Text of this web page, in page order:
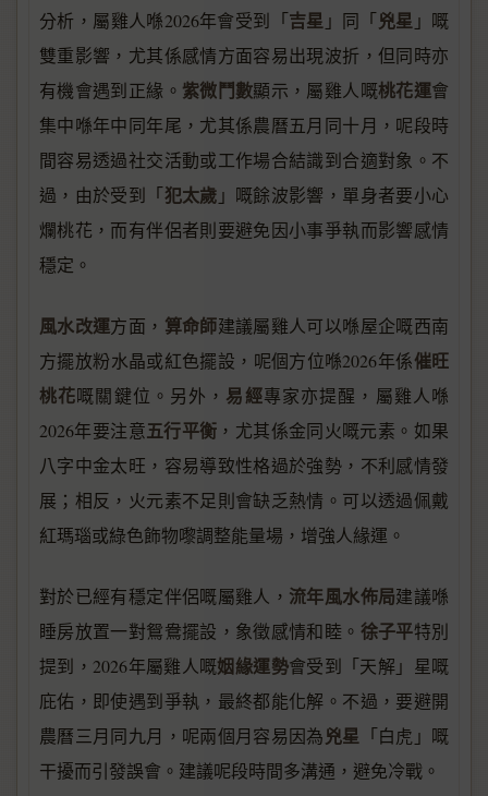
分析，屬雞人喺2026年會受到「吉星 」同「兇星 」嘅
雙重影響，尤其係感情方面容易出現波折，但同時亦
有機會遇到正緣。 紫微鬥數顯示，屬雞人嘅桃花運會
集中喺年中同年尾，尤其係農曆五月同十月，呢段時
間容易透過社交活動或工作場合結識到合適對象。不
過，由於受到「犯太歲 」嘅餘波影響，單身者要小心
爛桃花，而有伴侶者則要避免因小事爭執而影響感情
穩定。
風水改運方面， 算命師建議屬雞人可以喺屋企嘅西南
方擺放粉水晶或紅色擺設，呢個方位喺2026年係催旺
桃花嘅關鍵位。另外， 易經專家亦提醒，屬雞人喺
2026年要注意五行平衡 ，尤其係金同火嘅元素。如果
八字中金太旺，容易導致性格過於強勢，不利感情發
展；相反，火元素不足則會缺乏熱情。可以透過佩戴
紅瑪瑙或綠色飾物嚟調整能量場，增強人緣運。
對於已經有穩定伴侶嘅屬雞人， 流年風水佈局建議喺
睡房放置一對鴛鴦擺設，象徵感情和睦。 徐子平特別
提到，2026年屬雞人嘅姻緣運勢會受到「天解」星嘅
庇佑，即使遇到爭執，最終都能化解。不過，要避開
農曆三月同九月，呢兩個月容易因為兇星 「白虎」嘅
干擾而引發誤會。建議呢段時間多溝通，避免冷戰。